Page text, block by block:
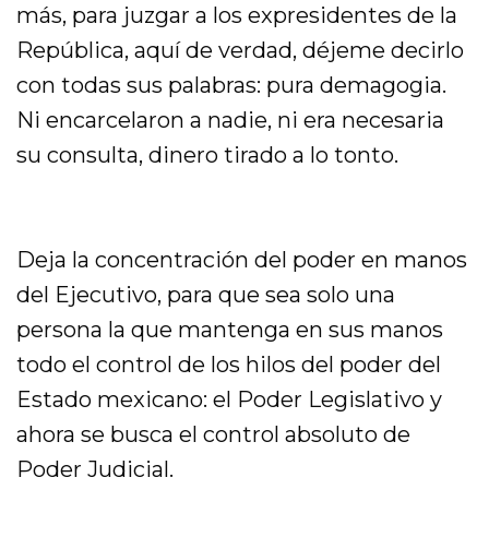
más, para juzgar a los expresidentes de la
República, aquí de verdad, déjeme decirlo
con todas sus palabras: pura demagogia.
Ni encarcelaron a nadie, ni era necesaria
su consulta, dinero tirado a lo tonto.
Deja la concentración del poder en manos
del Ejecutivo, para que sea solo una
persona la que mantenga en sus manos
todo el control de los hilos del poder del
Estado mexicano: el Poder Legislativo y
ahora se busca el control absoluto de
Poder Judicial.